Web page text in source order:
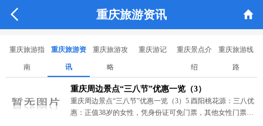
 重庆旅游资讯 
重庆旅游指
南
重庆旅游资
讯
重庆旅游攻
略
重庆游记 重庆景点介
绍
重庆旅游线
路
重庆周边景点“三八节”优惠一览（3）
重庆周边景点“三八节”优惠一览（3）5.酉阳桃花源：三八优
惠：正值38岁的女性，凭身份证可免门票，其他女性门票打5